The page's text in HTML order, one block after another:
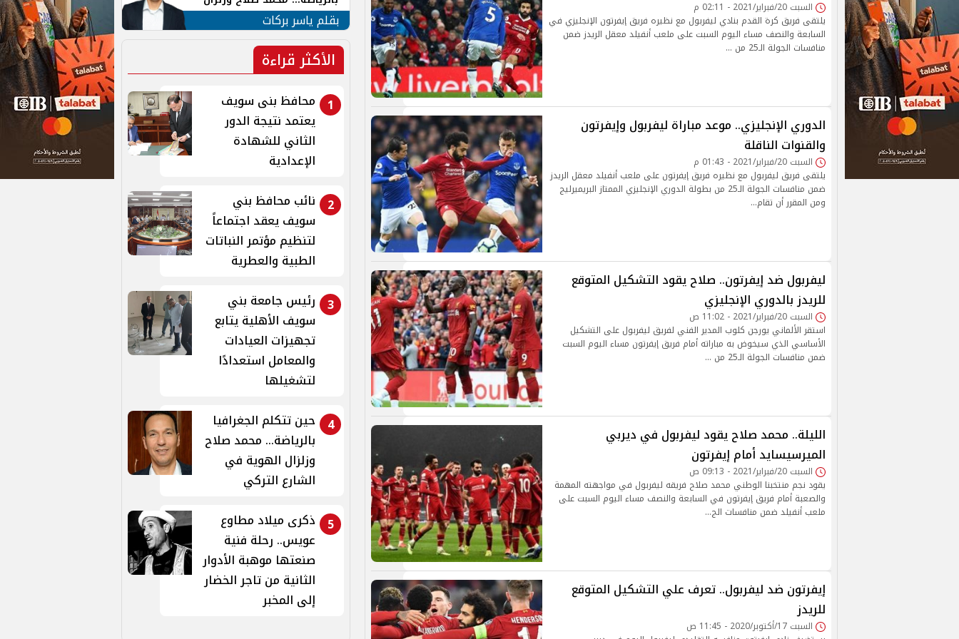
السبت 20/فبراير/2021 - 02:11 م
يلتقى فريق كرة القدم بنادي ليفربول مع نظيره فريق إيفرتون الإنجليزي في
السابعة والنصف مساء اليوم السبت على ملعب أنفيلد معقل الريدز ضمن
منافسات الجولة الـ25 من …
الدوري الإنجليزي.. موعد مباراة ليفربول وإيفرتون
والقنوات الناقلة
السبت 20/فبراير/2021 - 01:43 م
يلتقى فريق ليفربول مع نظيره فريق إيفرتون على ملعب أنفيلد معقل الريدز
ضمن منافسات الجولة الـ25 من بطولة الدوري الإنجليزي الممتاز البريميرليج
ومن المقرر أن تقام…
ليفربول ضد إيفرتون.. صلاح يقود التشكيل المتوقع
للريدز بالدوري الإنجليزي
السبت 20/فبراير/2021 - 11:02 ص
استقر الألماني يورجن كلوب المدير الفني لفريق ليفربول على التشكيل
الأساسي الذي سيخوض به مباراته أمام فريق إيفرتون مساء اليوم السبت
ضمن منافسات الجولة الـ25 من …
الليلة.. محمد صلاح يقود ليفربول في ديربي
الميرسيسايد أمام إيفرتون
السبت 20/فبراير/2021 - 09:13 ص
يقود نجم منتخبنا الوطني محمد صلاح فريقه ليفربول في مواجهته المهمة
والصعبة أمام فريق إيفرتون في السابعة والنصف مساء اليوم السبت على
ملعب أنفيلد ضمن منافسات الج…
إيفرتون ضد ليفربول.. تعرف علي التشكيل المتوقع
للريدز
السبت 17/أكتوبر/2020 - 11:45 ص
الهوية في الشارع التركي
بقلم ياسر بركات
الأكثر قراءة
1
محافظ بنى سويف
يعتمد نتيجة الدور
الثاني للشهادة
الإعدادية
2
نائب محافظ بني
سويف يعقد اجتماعاً
لتنظيم مؤتمر النباتات
الطبية والعطرية
3 رئيس جامعة بني
سويف الأهلية يتابع
تجهيزات العيادات
والمعامل استعدادًا
لتشغيلها
4
حين تتكلم الجغرافيا
بالرياضة... محمد صلاح
وزلزال الهوية في
الشارع التركي
5
ذكرى ميلاد مطاوع
عويس.. رحلة فنية
صنعتها موهبة الأدوار
الثانية من تاجر الخضار
إلى المخبر